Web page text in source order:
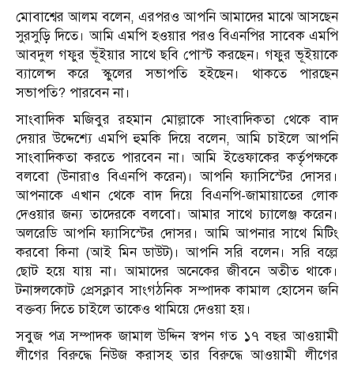
মোবাশ্বের আলম বলেন, এরপরও আপনি আমাদের মাঝে আসছেন
সুরসুড়ি দিতে। আমি এমপি হওয়ার পরও বিএনপির সাবেক এমপি
আবদুল গফুর ভূঁইয়ার সাথে ছবি পোস্ট করছেন। গফুর ভূইয়াকে
ব্যালেন্স করে স্কুলের সভাপতি হইছেন। থাকতে পারছেন
সভাপতি? পারবেন না।
সাংবাদিক মজিবুর রহমান মোল্লাকে সাংবাদিকতা থেকে বাদ
দেয়ার উদ্দেশ্যে এমপি হুমকি দিয়ে বলেন, আমি চাইলে আপনি
সাংবাদিকতা করতে পারবেন না। আমি ইত্তেফাকের কর্তৃপক্ষকে
বলবো (উনারাও বিএনপি করেন)। আপনি ফ্যাসিস্টের দোসর।
আপনাকে এখান থেকে বাদ দিয়ে বিএনপি-জামায়াতের লোক
দেওয়ার জন্য তাদেরকে বলবো। আমার সাথে চ্যালেঞ্জ করেন।
অলরেডি আপনি ফ্যাসিস্টের দোসর। আমি আপনার সাথে মিটিং
করবো কিনা (আই মিন ডাউট)। আপনি সরি বলেন। সরি বল্লে
ছোট হয়ে যায় না। আমাদের অনেকের জীবনে অতীত থাকে।
টনাঙ্গলকোট প্রেসক্লাব সাংগঠনিক সম্পাদক কামাল হোসেন জনি
বক্তব্য দিতে চাইলে তাকেও থামিয়ে দেওয়া হয়।
সবুজ পত্র সম্পাদক জামাল উদ্দিন স্বপন গত ১৭ বছর আওয়ামী
লীগের বিরুদ্ধে নিউজ করাসহ তার বিরুদ্ধে আওয়ামী লীগের